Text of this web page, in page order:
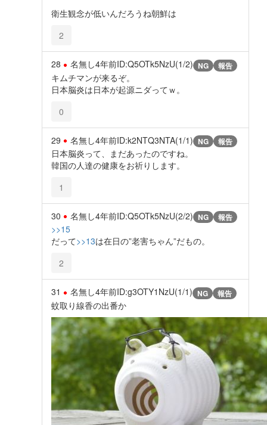
衛生観念が低いんだろうね朝鮮は
2
28 名無し4年前ID:Q5OTk5NzU(1/2) NG 報告
キムチマンが来るぞ。
日本脳炎は日本が起源ニダってｗ。
0
29 名無し4年前ID:k2NTQ3NTA(1/1) NG 報告
日本脳炎って、まだあったのですね。
韓国の人達の健康をお祈りします。
1
30 名無し4年前ID:Q5OTk5NzU(2/2) NG 報告
>>15
だって>>13は在日の”老害ちゃん”だもの。
2
31 名無し4年前ID:g3OTY1NzU(1/1) NG 報告
蚊取り線香の出番か